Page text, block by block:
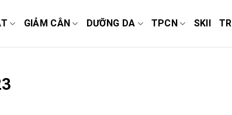
GIẢM CÂN DƯỠNG DA TPCN SKII